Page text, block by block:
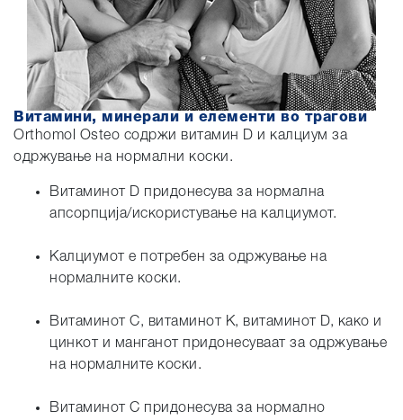
Витамини, минерали и елементи во трагови
Orthomol Osteo содржи витамин D и калциум за
одржување на нормални коски.
Витаминот D придонесува за нормална
апсорпција/искористување на калциумот.
Калциумот е потребен за одржување на
нормалните коски.
Витаминот C, витаминот K, витаминот D, како и
цинкот и манганот придонесуваат за одржување
на нормалните коски.
Витаминот C придонесува за нормално